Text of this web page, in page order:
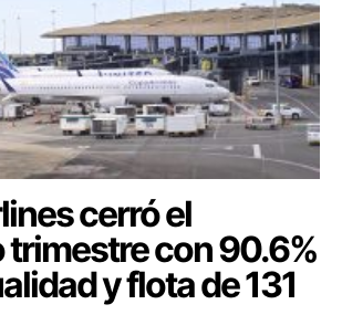
cerró el
con 90.6%
y flota de 131